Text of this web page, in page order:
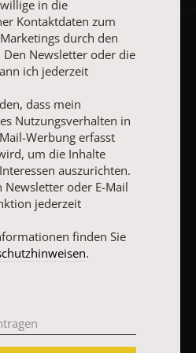
Datenschutz Barrierefreiheit
Abo online kündigen
OBEN
in die
Kontaktdaten zum
durch den
Den Newsletter oder die
ich jederzeit
dass mein
Nutzungsverhalten in
Werbung erfasst
um die Inhalte
auszurichten.
Newsletter oder E-Mail
jederzeit
finden Sie
.